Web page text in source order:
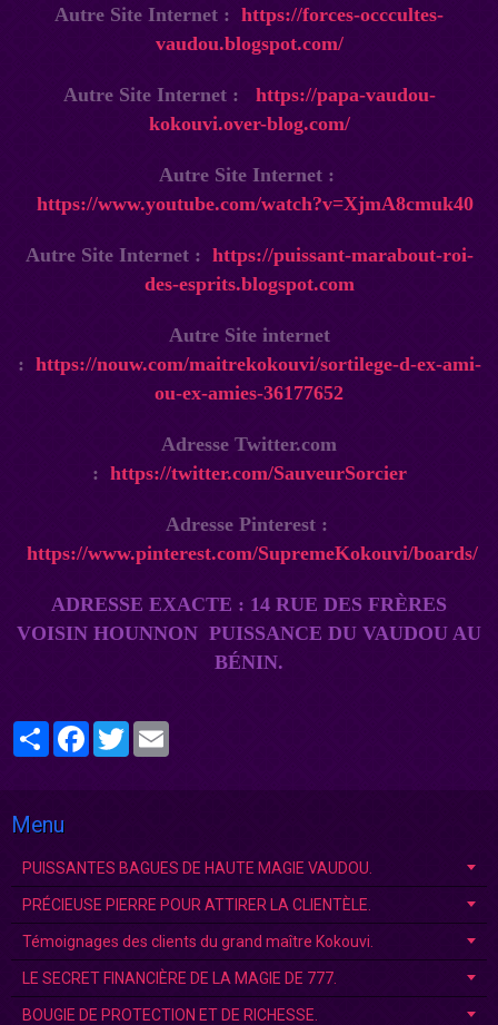
Autre Site Internet : https://forces-occcultes-
vaudou.blogspot.com/
Autre Site Internet : https://papa-vaudou-
kokouvi.over-blog.com/
Autre Site Internet :
https://www.youtube.com/watch?v=XjmA8cmuk40
Autre Site Internet : https://puissant-marabout-roi-
des-esprits.blogspot.com
Autre Site internet
: https://nouw.com/maitrekokouvi/sortilege-d-ex-ami-
ou-ex-amies-36177652
Adresse Twitter.com
: https://twitter.com/SauveurSorcier
Adresse Pinterest :
https://www.pinterest.com/SupremeKokouvi/boards/
ADRESSE EXACTE : 14 RUE DES FRÈRES
VOISIN HOUNNON PUISSANCE DU VAUDOU AU
BÉNIN.
PartagerFacebook
Twitter
Menu
PUISSANTES BAGUES DE HAUTE MAGIE VAUDOU.
PRÉCIEUSE PIERRE POUR ATTIRER LA CLIENTÈLE.
Témoignages des clients du grand maître Kokouvi.
LE SECRET FINANCIÈRE DE LA MAGIE DE 777.
BOUGIE DE PROTECTION ET DE RICHESSE.